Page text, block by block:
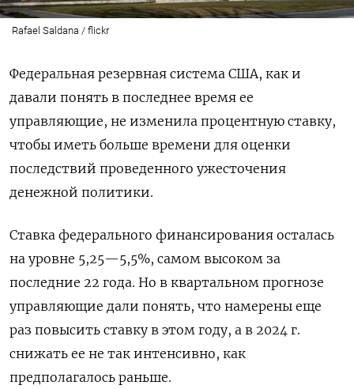
Rafael Saldana / flickr
Федеральная резервная система США, как и
давали понять в последнее время ее
управляющие, не изменила процентную ставку,
чтобы иметь больше времени для оценки
последствий проведенного ужесточения
денежной политики.
Ставка федерального финансирования осталась
на уровне 5,25—5,5%, самом высоком за
последние 22 года. Но в квартальном прогнозе
управляющие дали понять, что намерены еще
раз повысить ставку в этом году, а в 2024 г.
снижать ее не так интенсивно, как
предполагалось раньше.